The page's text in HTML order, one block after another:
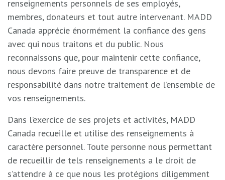
renseignements personnels de ses employés,
membres, donateurs et tout autre intervenant. MADD
Canada apprécie énormément la confiance des gens
avec qui nous traitons et du public. Nous
reconnaissons que, pour maintenir cette confiance,
nous devons faire preuve de transparence et de
responsabilité dans notre traitement de l’ensemble de
vos renseignements.
Dans l’exercice de ses projets et activités, MADD
Canada recueille et utilise des renseignements à
caractère personnel. Toute personne nous permettant
de recueillir de tels renseignements a le droit de
s’attendre à ce que nous les protégions diligemment